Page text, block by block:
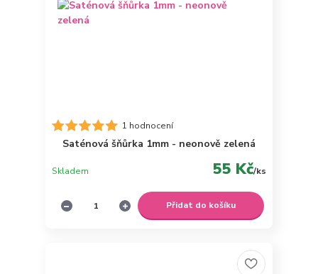
1 hodnocení
Saténová šňůrka 1mm - neonově zelená
55 Kč/ks
Skladem
Přidat do košíku